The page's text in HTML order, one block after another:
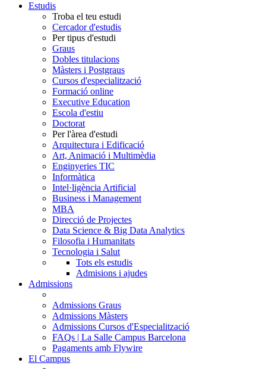
Estudis
Troba el teu estudi
Cercador d'estudis
Per tipus d'estudi
Graus
Dobles titulacions
Màsters i Postgraus
Cursos d'especialització
Formació online
Executive Education
Escola d'estiu
Doctorat
Per l'àrea d'estudi
Arquitectura i Edificació
Art, Animació i Multimèdia
Enginyeries TIC
Informàtica
Intel·ligència Artificial
Business i Management
MBA
Direcció de Projectes
Data Science & Big Data Analytics
Filosofia i Humanitats
Tecnologia i Salut
Tots els estudis
Admisions i ajudes
Admissions
Admissions Graus
Admissions Màsters
Admissions Cursos d'Especialització
FAQs | La Salle Campus Barcelona
Pagaments amb Flywire
El Campus